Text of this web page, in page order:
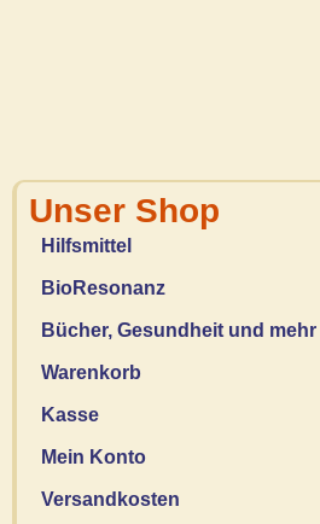
Unser Shop
Hilfsmittel
BioResonanz
Bücher, Gesundheit und mehr
Warenkorb
Kasse
Mein Konto
Versandkosten